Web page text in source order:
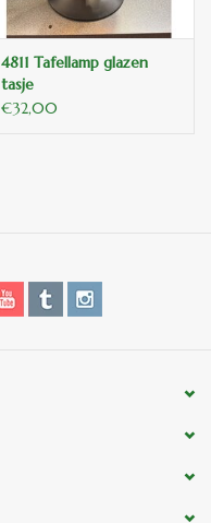
4811 Tafellamp glazen
tasje
€32,00